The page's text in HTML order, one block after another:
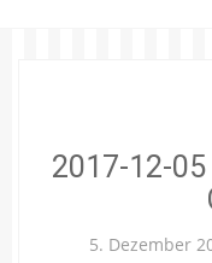
2017-12-
5. Dezember